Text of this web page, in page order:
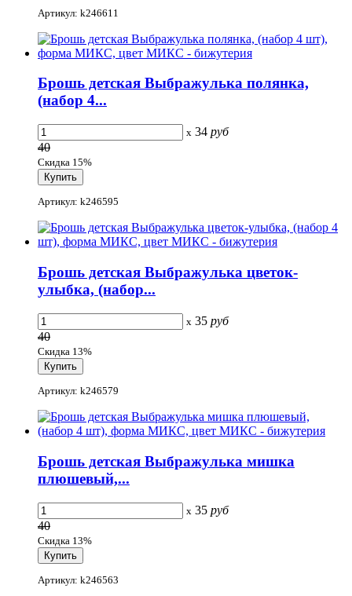
Артикул: k246611
Брошь детская Выбражулька полянка,
(набор 4...
x 34 руб
40
Скидка 15%
Артикул: k246595
Брошь детская Выбражулька цветок-
улыбка, (набор...
x 35 руб
40
Скидка 13%
Артикул: k246579
Брошь детская Выбражулька мишка
плюшевый,...
x 35 руб
40
Скидка 13%
Артикул: k246563